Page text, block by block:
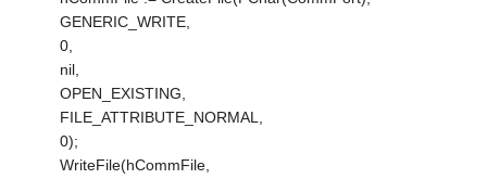
GENERIC_WRITE,
0,
nil,
OPEN_EXISTING,
FILE_ATTRIBUTE_NORMAL,
0);
WriteFile(hCommFile,